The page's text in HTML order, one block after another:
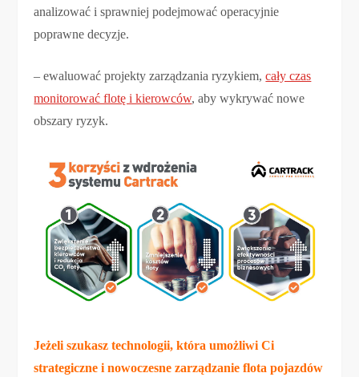
analizować i sprawniej podejmować operacyjnie
poprawne decyzje.
– ewaluować projekty zarządzania ryzykiem,cały czas
monitorować flotę i kierowców, aby wykrywać nowe
obszary ryzyk.
Jeżeli szukasz technologii, która umożliwi Ci
strategiczne i nowoczesne zarządzanie flota pojazdów